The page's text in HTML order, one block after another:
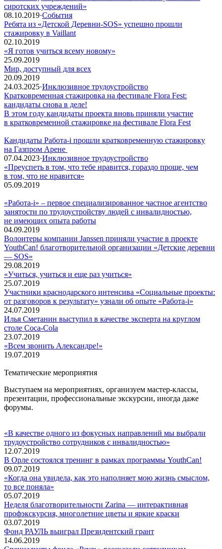
сиротских учреждений»
08.10.2019·События
Ребята из «Детской Деревни-SOS» успешно прошли
стажировку в Vaillant
02.10.2019
«Я готов учиться всему новому»
25.09.2019
Мир, доступный для всех
20.09.2019
24.03.2025·Инклюзивное трудоустройство
Кратковременная стажировка на фестивале Flora Fest:
кандидаты снова в деле!
В этом году кандидаты проекта вновь приняли участие
в кратковременной стажировке на фестивале Flora Fest
Кандидаты Работа-i прошли кратковременную стажировку
на Газпром Арене
07.04.2023·Инклюзивное трудоустройство
«Преуспеть в том, что тебе нравится, гораздо проще, чем
в том, что не нравится»
05.09.2019
«Работа-i» – первое специализированное частное агентство
занятости по трудоустройству людей с инвалидностью,
не имеющих опыта работы
04.09.2019
Волонтеры компании Janssen приняли участие в проекте
YouthCan! благотворительной организации «Детские деревни
— SOS»
29.08.2019
«Учиться, учиться и еще раз учиться»
25.07.2019
Участники краснодарского интенсива «Социальные проекты:
от разговоров к результату» узнали об опыте «Работа-i»
24.07.2019
Илья Сметанин выступил в качестве эксперта на круглом
столе Coca-Cola
23.07.2019
«Всем звонить Александре!»
19.07.2019
Тематические мероприятия
Выступаем на мероприятиях, организуем мастер-классы,
презентации, профессиональные экскурсии, иногда даже
форумы.
«В качестве одного из фокусных направлений мы выбрали
трудоустройство сотрудников с инвалидностью»
12.07.2019
В Орле состоялся тренинг в рамках программы YouthCan!
09.07.2019
«Когда она увидела, как это наполняет мою жизнь смыслом,
то все поняла»
05.07.2019
Неделя благотворительности Zarina — интерактивная
профэкскурсия, многолетние цветы и яркие краски
03.07.2019
Фонд РАУЛЬ выиграл Президентский грант
14.06.2019